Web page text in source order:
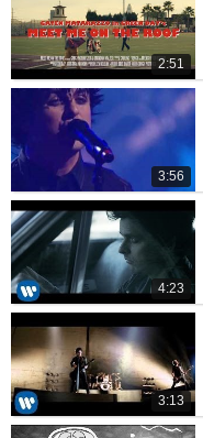
2:51
3:56
4:23
3:13